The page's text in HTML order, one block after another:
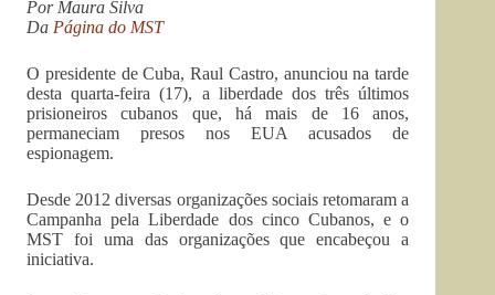
Por Maura Silva
Da Página do MST
O presidente de Cuba, Raul Castro, anunciou na tarde
desta quarta-feira (17), a liberdade dos três últimos
prisioneiros cubanos que, há mais de 16 anos,
permaneciam presos nos EUA acusados de
espionagem.
Desde 2012 diversas organizações sociais retomaram a
Campanha pela Liberdade dos cinco Cubanos, e o
MST foi uma das organizações que encabeçou a
iniciativa.